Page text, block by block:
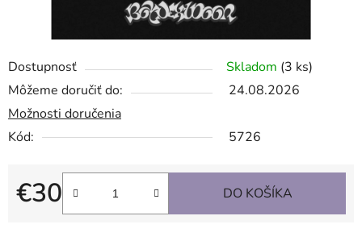
Dostupnosť Skladom (3 ks)
Môžeme doručiť do:
24.08.2026
Možnosti doručenia
Kód:
5726
€30
Jednotková cena:
DO KOŠÍKA